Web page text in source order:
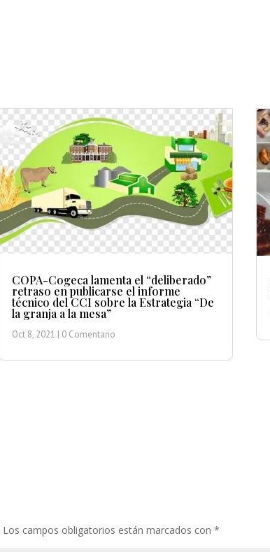
COPA-Cogeca lamenta el “deliberado”
retraso en publicarse el informe
técnico del CCI sobre la Estrategia “De
la granja a la mesa”
Oct 8, 2021 | 0 Comentario
Los campos obligatorios están marcados con*